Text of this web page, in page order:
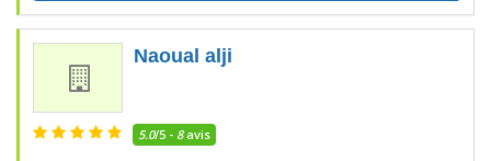
Naoual alji
5.0/5 - 8avis